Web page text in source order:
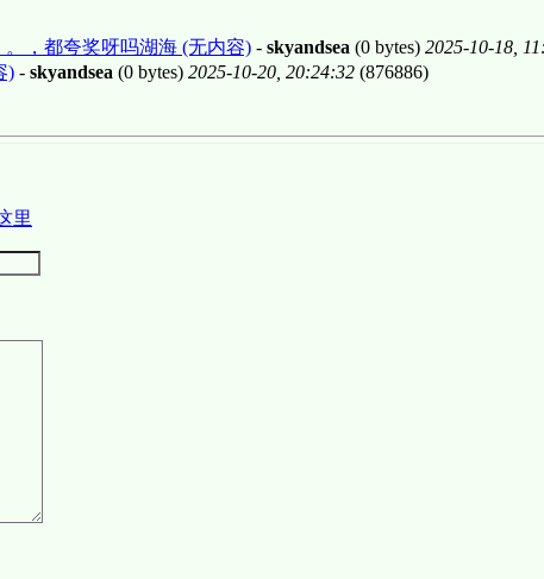
，都夸奖呀吗湖海 (无内容) - skyandsea (0 bytes) 2025-10-18,
) - skyandsea (0 bytes) 2025-10-20, 20:24:32 (876886)
里